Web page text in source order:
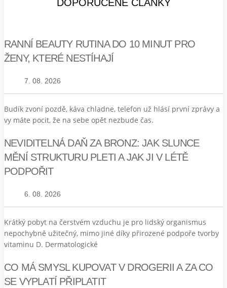
DOPORUČENÉ ČLÁNKY
RANNÍ BEAUTY RUTINA DO 10 MINUT PRO
ŽENY, KTERÉ NESTÍHAJÍ
7. 08. 2026
Budík zvoní pozdě, káva chladne, telefon už hlásí první zprávy a
vy máte pocit, že na sebe opět nezbude čas.
NEVIDITELNÁ DAŇ ZA BRONZ: JAK SLUNCE
MĚNÍ STRUKTURU PLETI A JAK JI V LÉTĚ
PODPOŘIT
6. 08. 2026
Krátký pobyt na čerstvém vzduchu je pro lidský organismus
nepochybně užitečný, mimo jiné díky přirozené podpoře tvorby
vitaminu D. Dermatologické
CO MÁ SMYSL KUPOVAT V DROGERII A ZA CO
SE VYPLATÍ PŘIPLATIT